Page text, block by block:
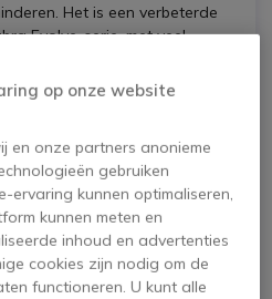
Het is een verbeterde
Evolve-serie, met veel
markt.
li> <li>Lichtgewicht</li>
op onze website
en onze partners anonieme
gebruiken
kunnen optimaliseren,
kunnen meten en
inhoud en advertenties
cookies zijn nodig om de
functioneren. U kunt alle